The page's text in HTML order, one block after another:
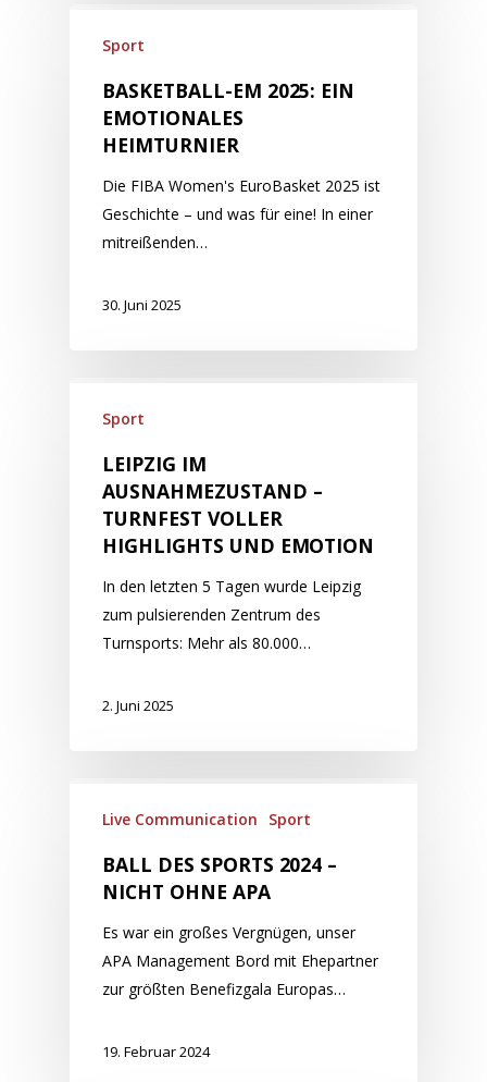
Sport
BASKETBALL-EM 2025: EIN
EMOTIONALES
HEIMTURNIER
Die FIBA Women's EuroBasket 2025 ist
Geschichte – und was für eine! In einer
mitreißenden…
30. Juni 2025
Sport
LEIPZIG IM
AUSNAHMEZUSTAND –
TURNFEST VOLLER
HIGHLIGHTS UND EMOTION
In den letzten 5 Tagen wurde Leipzig
zum pulsierenden Zentrum des
Turnsports: Mehr als 80.000…
2. Juni 2025
Live Communication Sport
BALL DES SPORTS 2024 –
NICHT OHNE APA
Es war ein großes Vergnügen, unser
APA Management Bord mit Ehepartner
zur größten Benefizgala Europas…
19. Februar 2024